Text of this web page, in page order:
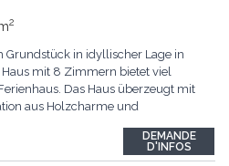
2
Grundstück in idyllischer Lage in
Haus mit 8 Zimmern bietet viel
Das Haus überzeugt mit
aus Holzcharme und
mag, kann den oberen Zimmern
persönlichen Charakter...
DEMANDE
D'INFOS